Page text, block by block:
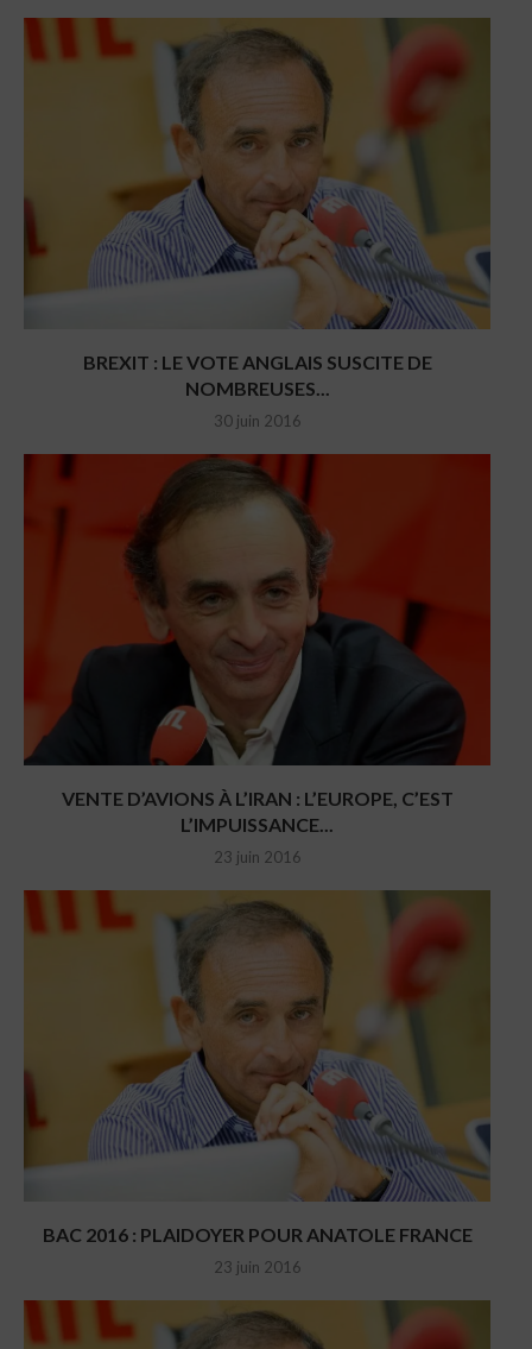
BREXIT : LE VOTE ANGLAIS SUSCITE DE
NOMBREUSES...
30 juin 2016
VENTE D’AVIONS À L’IRAN : L’EUROPE, C’EST
L’IMPUISSANCE...
23 juin 2016
BAC 2016 : PLAIDOYER POUR ANATOLE FRANCE
23 juin 2016